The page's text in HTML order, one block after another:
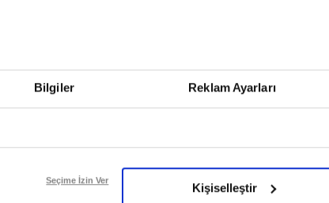
Bilgiler Reklam Ayarları
Seçime İzin Ver
Kişiselleştir